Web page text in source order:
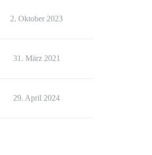
2. Oktober 2023
31. März 2021
29. April 2024